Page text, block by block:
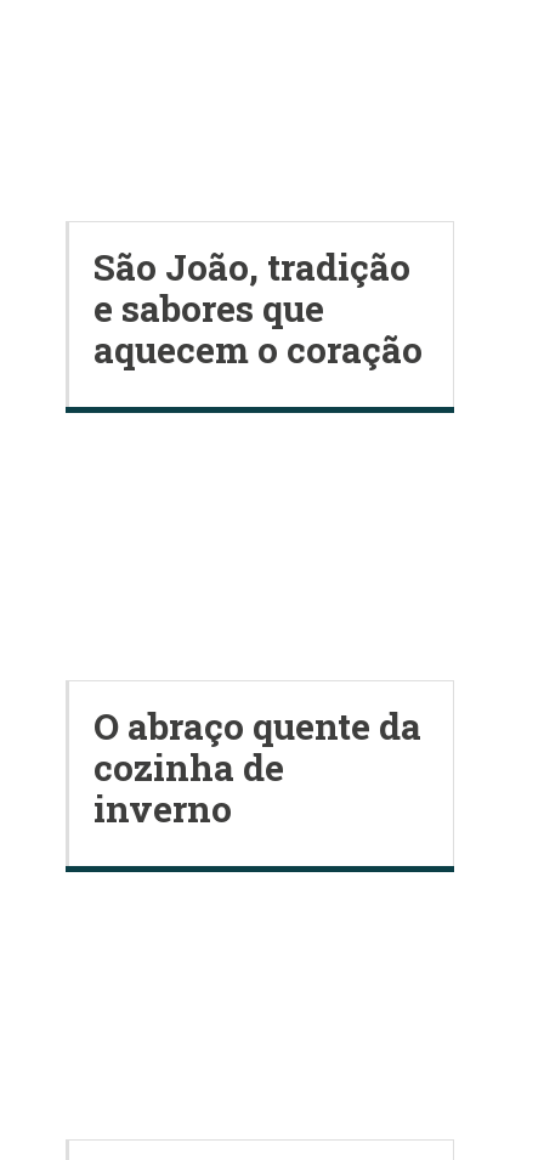
São João, tradição
e sabores que
aquecem o coração
O abraço quente da
cozinha de
inverno